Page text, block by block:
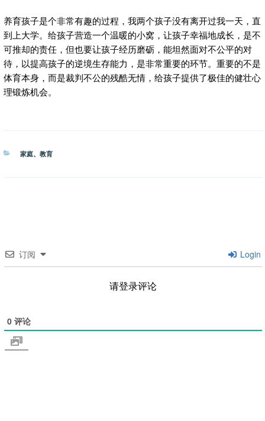
养育孩子是个非常有趣的过程，我两个孩子没有离开过我一天，直
到上大学。给孩子营造一个温暖的小窝，让孩子幸福地成长，是不
可推却的责任，但也要让孩子经历磨砺，能坦然面对不公平的对
待，以提高孩子的逆境生存能力，是非常重要的环节。重要的不是
体育本身，而是裁判不公的残酷无情，给孩子提供了极佳的健壮心
理锻炼机会。
分
家庭、 教育
订阅 Login
请登录评论
0 评论